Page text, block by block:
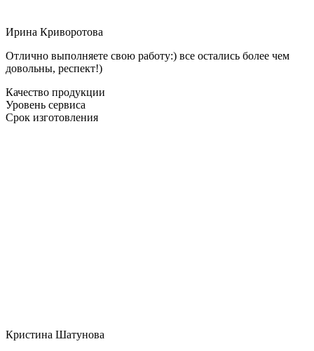
Ирина Криворотова
Отлично выполняете свою работу:) все остались более чем
довольны, респект!)
Качество продукции
Уровень сервиса
Срок изготовления
Кристина Шатунова